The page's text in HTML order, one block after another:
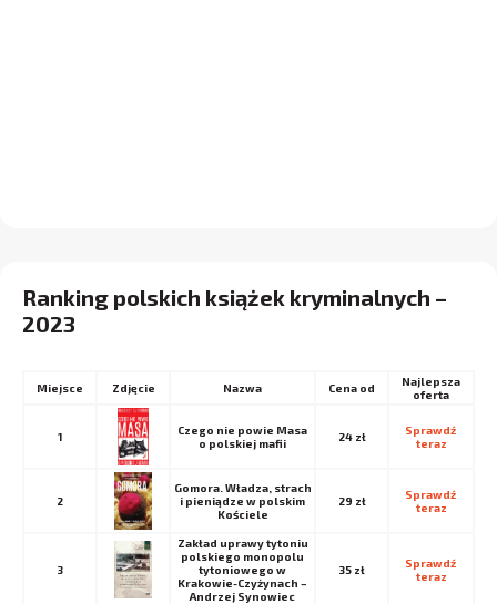
Ranking polskich książek kryminalnych –
2023
Miejsce Nazwa Cena od
Najlepsza
oferta
1
Czego nie powie Masa
o polskiej mafii
24 zł
Sprawdź
teraz
2
Gomora. Władza, strach
i pieniądze w polskim
Kościele
29 zł
Sprawdź
teraz
3
Zakład uprawy tytoniu
polskiego monopolu
tytoniowego w
Krakowie-Czyżynach –
Andrzej Synowiec
35 zł
Sprawdź
teraz